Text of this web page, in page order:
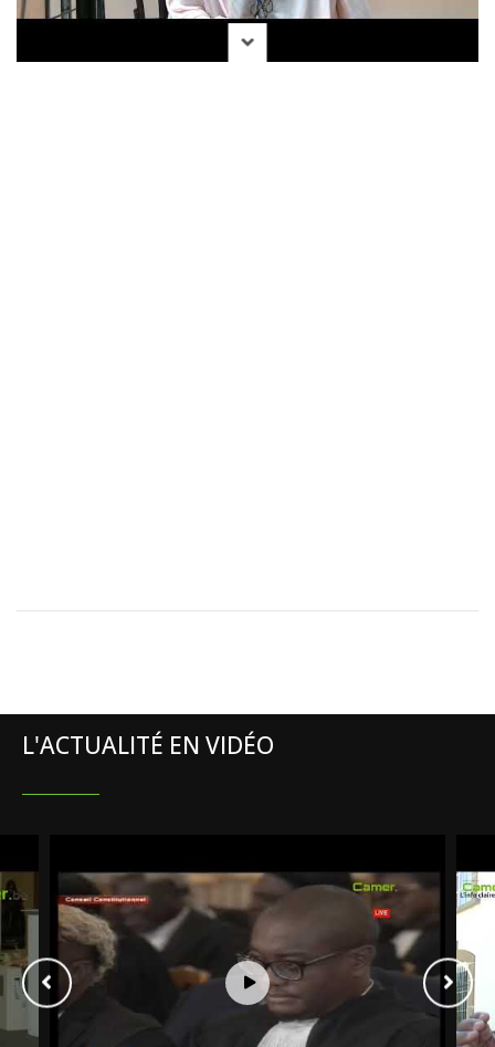
L'ACTUALITÉ EN VIDÉO